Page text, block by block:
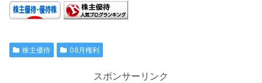
株主優待 08月権利
スポンサーリンク